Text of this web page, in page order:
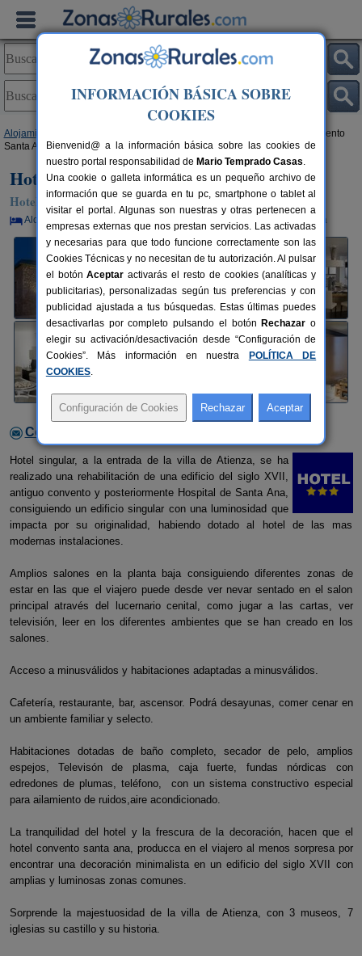
Alojamientos
> Hotel Convento
Santa Ana
Hotel Convento Santa Ana
Hotel Rural en Atienza (Guadalajara)
Alquiler por habitaciones 60+10 plazas 80 km de Guadalajara
Contactar con el alojamiento
Hotel singular, a la entrada de la villa de Atienza, se ha
realizado una rehabilitación de una edificio del siglo XVII,
antiguo convento y posteriormente Hospital de Santa Ana,
consiguiendo un edificio singular con una luminosidad que
impacta por su originalidad, habiendo dotado al hotel de las mas
modernas instalaciones.
Amplios salones en la planta baja consiguiendo diferentes zonas de
estar en las que el viajero puede desde ver nevar sentado en el salon
principal através del lucernario cenital, como jugar a las cartas, ver
televisión, leer en los diferentes ambientes que se han creado en los
salones.
Acceso a minusválidos y habitaciones adaptadas a minusválidos.
Cafetería, restaurante, bar, ascensor. Podrá desayunas, comer cenar en
un ambiente familiar y selecto.
Habitaciones dotadas de baño completo, secador de pelo, amplios
espejos, Televisón de plasma, caja fuerte, fundas nórdicas con
edredones de plumas, teléfono, con un sistema constructivo especial
para ailamiento de ruidos,aire acondicionado.
La tranquilidad del hotel y la frescura de la decoración, hacen que el
hotel convento santa ana, producca en el viajero al menos sorpresa por
encontrar una decoración minimalista en un edificio del siglo XVII con
amplias y luminosas zonas comunes.
Sorprende la majestuosidad de la villa de Atienza, con 3 museos, 7
iglesias su castillo y su historia.
INFORMACIÓN BÁSICA SOBRE
COOKIES
Bienvenid@ a la información básica sobre las cookies de
nuestro portal responsabilidad de Mario Temprado Casas.
Una cookie o galleta informática es un pequeño archivo de
información que se guarda en tu pc, smartphone o tablet al
visitar el portal. Algunas son nuestras y otras pertenecen a
empresas externas que nos prestan servicios. Las activadas
y necesarias para que todo funcione correctamente son las
Cookies Técnicas y no necesitan de tu autorización. Al pulsar
el botónAceptar activarás el resto de cookies (analíticas y
publicitarias), personalizadas según tus preferencias y con
publicidad ajustada a tus búsquedas. Estas últimas puedes
desactivarlas por completo pulsando el botón Rechazar o
elegir su activación/desactivación desde “Configuración de
Cookies”. Más información en nuestra
POLÍTICA DE
COOKIES.